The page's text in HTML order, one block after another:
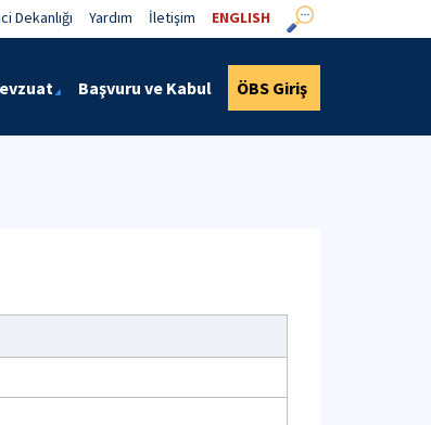
Dekanlığı Yardım İletişim ENGLISH
Başvuru ve Kabul ÖBS Giriş